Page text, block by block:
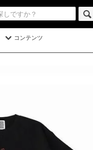
コンテンツ